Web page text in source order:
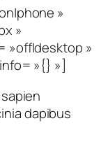
»
»
»off|desktop »
»{} »]
dapibus